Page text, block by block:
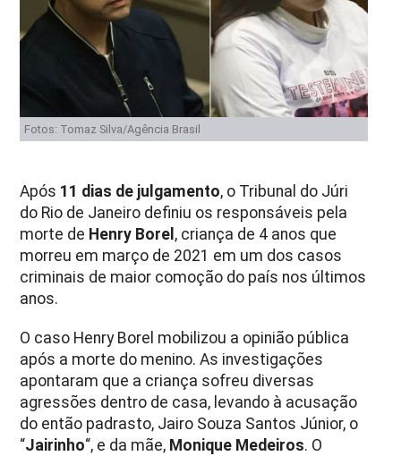
Fotos: Tomaz Silva/Agência Brasil
Após 11 dias de julgamento, o Tribunal do Júri
do Rio de Janeiro definiu os responsáveis pela
morte de Henry Borel , criança de 4 anos que
morreu em março de 2021 em um dos casos
criminais de maior comoção do país nos últimos
anos.
O caso Henry Borel mobilizou a opinião pública
após a morte do menino. As investigações
apontaram que a criança sofreu diversas
agressões dentro de casa, levando à acusação
do então padrasto, Jairo Souza Santos Júnior, o
“Jairinho“, e da mãe, Monique Medeiros. O